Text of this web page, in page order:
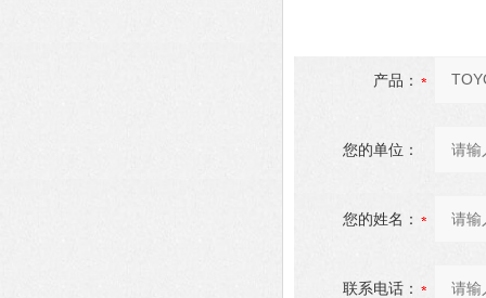
产品：
您的单位：
您的姓名：
联系电话：